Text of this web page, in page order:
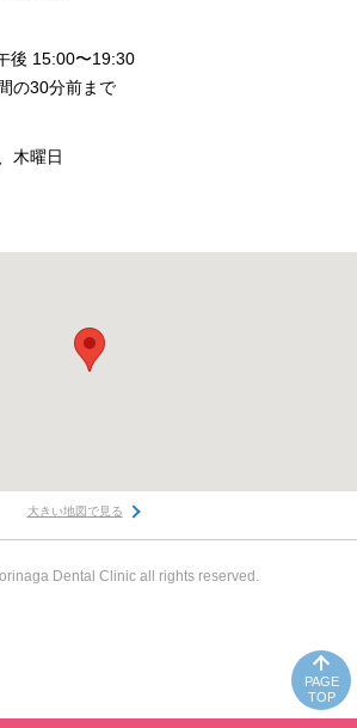
PAGE
TOP
後 15:00〜19:30
の30分前まで
木曜日
大きい地図で見る
Dental Clinic all rights reserved.